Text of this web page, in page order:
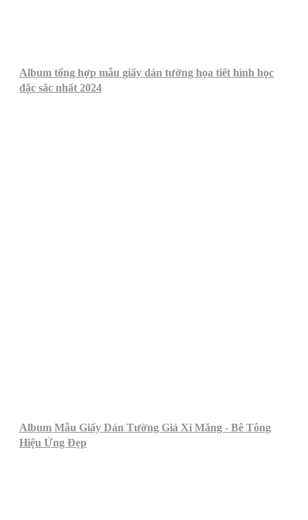
Album tổng hợp mẫu giấy dán tường họa tiết hình học
đặc sắc nhất 2024
Album Mẫu Giấy Dán Tường Giả Xi Măng - Bê Tông
Hiệu Ứng Đẹp